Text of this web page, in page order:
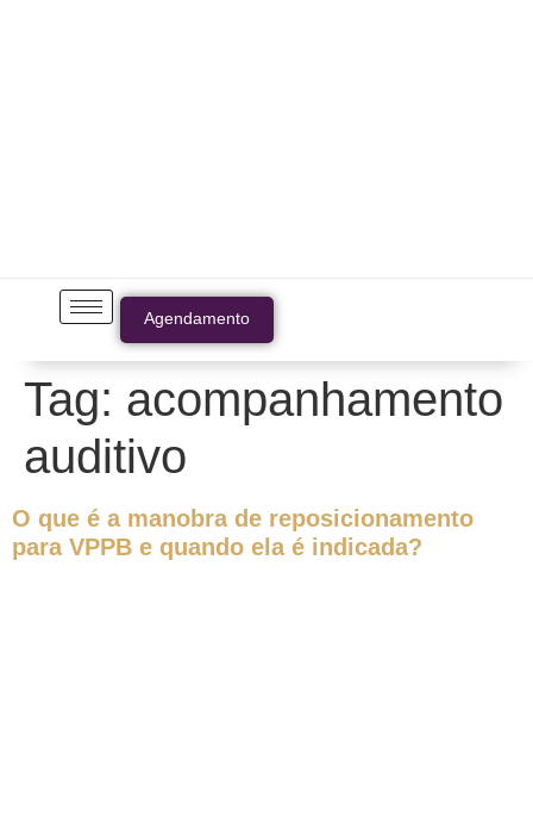
Agendamento
Tag: acompanhamento
auditivo
O que é a manobra de reposicionamento
para VPPB e quando ela é indicada?